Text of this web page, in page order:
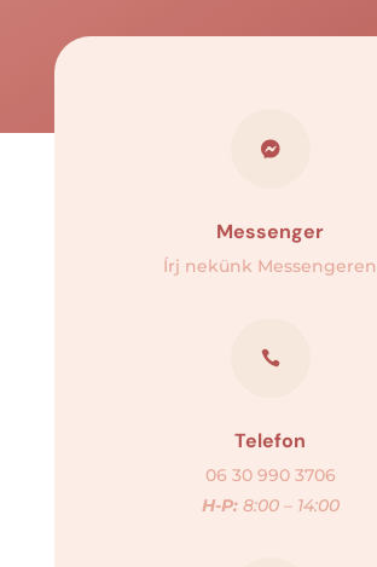

Messenger
Írj nekünk Messengeren

Telefon
06 30 990 3706
H-P:8:00 – 14:00